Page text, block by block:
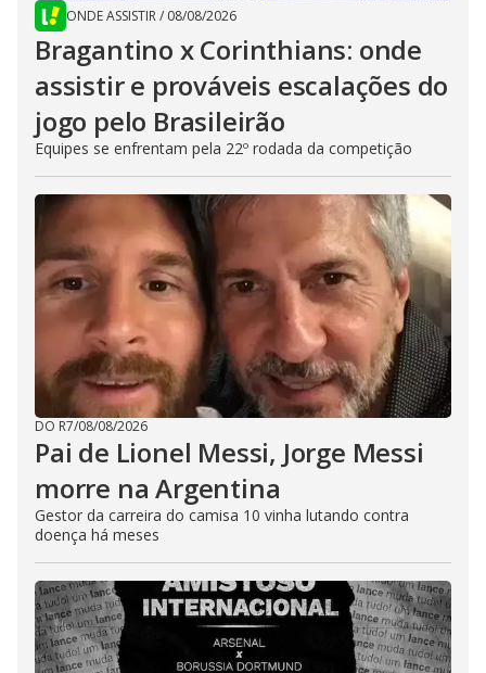
ONDE ASSISTIR/ 08/08/2026
Bragantino x Corinthians: onde
assistir e prováveis escalações do
jogo pelo Brasileirão
Equipes se enfrentam pela 22º rodada da competição
DO R7/08/08/2026
Pai de Lionel Messi, Jorge Messi
morre na Argentina
Gestor da carreira do camisa 10 vinha lutando contra
doença há meses